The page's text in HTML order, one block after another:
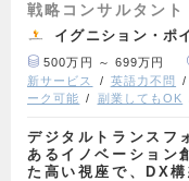
戦略コンサルタント
イグニション・ポ
500万円 ～ 699万円
新サービス
英語力不問
ーク可能
副業してもOK
デジタルトランスフ
あるイノベーション
た高い視座で、DX